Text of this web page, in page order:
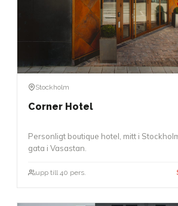
Stockholm
Corner Hotel
Personligt boutique hotel, mitt i
gata i Vasastan.
upp till 40 pers.